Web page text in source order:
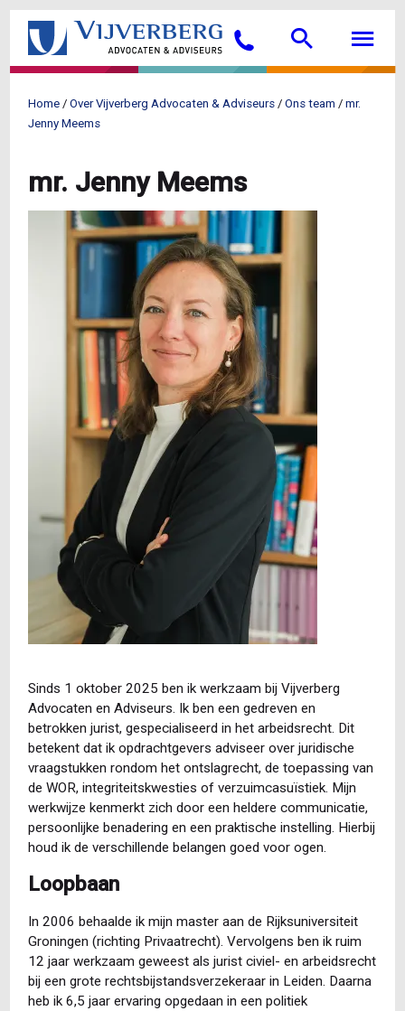
Overslaan
de
gaan
Bellen Search
Kruimelpad
Home Over Vijverberg Advocaten & Adviseurs Ons team
mr.
Jenny Meems
mr. Jenny Meems
Sinds 1 oktober 2025 ben ik werkzaam bij Vijverberg
Advocaten en Adviseurs. Ik ben een gedreven en
betrokken jurist, gespecialiseerd in het arbeidsrecht. Dit
betekent dat ik opdrachtgevers adviseer over juridische
vraagstukken rondom het ontslagrecht, de toepassing van
de WOR, integriteitskwesties of verzuimcasuïstiek. Mijn
werkwijze kenmerkt zich door een heldere communicatie,
persoonlijke benadering en een praktische instelling. Hierbij
houd ik de verschillende belangen goed voor ogen.
Loopbaan
In 2006 behaalde ik mijn master aan de Rijksuniversiteit
Groningen (richting Privaatrecht). Vervolgens ben ik ruim
12 jaar werkzaam geweest als jurist civiel- en arbeidsrecht
bij een grote rechtsbijstandsverzekeraar in Leiden. Daarna
heb ik 6,5 jaar ervaring opgedaan in een politiek